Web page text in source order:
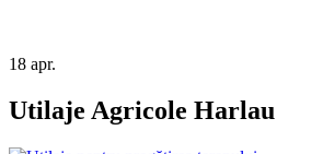
18 apr.
Utilaje Agricole Harlau